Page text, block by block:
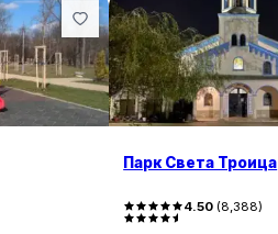
Парк Света Троица
4.50 (8,388)